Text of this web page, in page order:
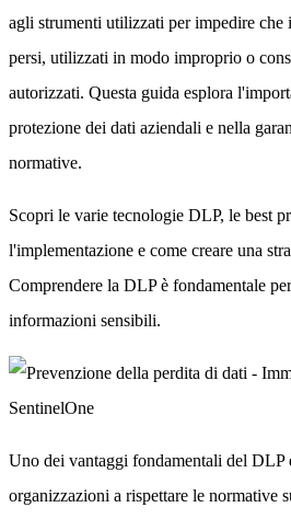
agli strumenti utilizzati per impedire che
persi, utilizzati in modo improprio o
autorizzati. Questa guida esplora
protezione dei dati aziendali e nella
normative.
Scopri le varie tecnologie DLP, le best
l'implementazione e come creare una
Comprendere la DLP è fondamentale
informazioni sensibili.
Uno dei vantaggi fondamentali del DLP
organizzazioni a rispettare le normative